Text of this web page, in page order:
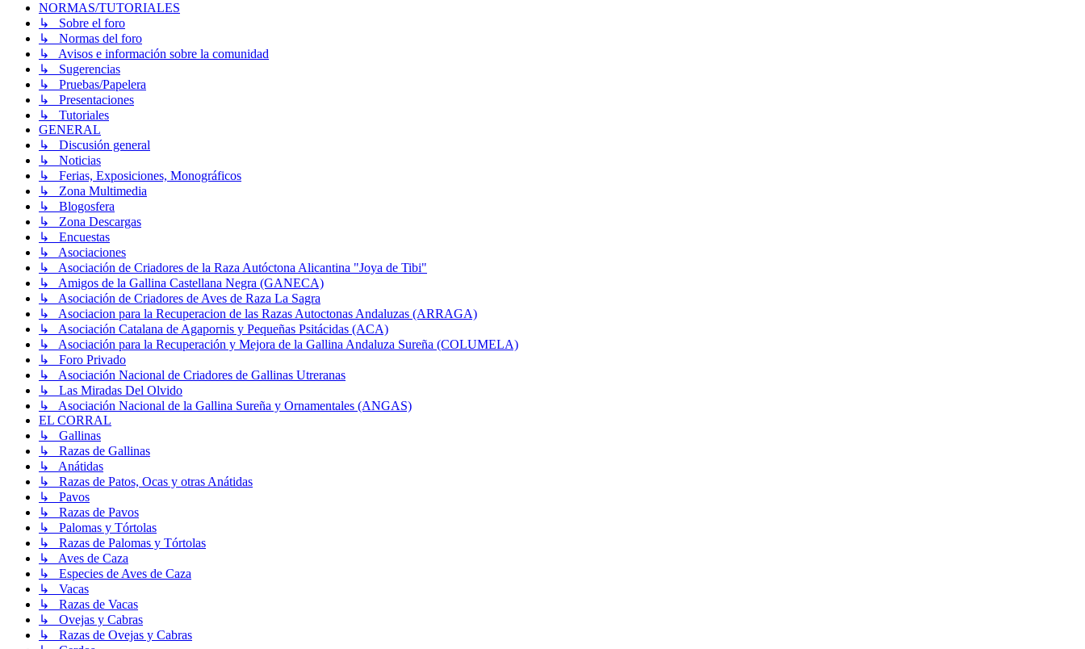
NORMAS/TUTORIALES
↳ Sobre el foro
↳ Normas del foro
↳ Avisos e información sobre la comunidad
↳ Sugerencias
↳ Pruebas/Papelera
↳ Presentaciones
↳ Tutoriales
GENERAL
↳ Discusión general
↳ Noticias
↳ Ferias, Exposiciones, Monográficos
↳ Zona Multimedia
↳ Blogosfera
↳ Zona Descargas
↳ Encuestas
↳ Asociaciones
↳ Asociación de Criadores de la Raza Autóctona Alicantina "Joya de Tibi"
↳ Amigos de la Gallina Castellana Negra (GANECA)
↳ Asociación de Criadores de Aves de Raza La Sagra
↳ Asociacion para la Recuperacion de las Razas Autoctonas Andaluzas (ARRAGA)
↳ Asociación Catalana de Agapornis y Pequeñas Psitácidas (ACA)
↳ Asociación para la Recuperación y Mejora de la Gallina Andaluza Sureña (COLUMELA)
↳ Foro Privado
↳ Asociación Nacional de Criadores de Gallinas Utreranas
↳ Las Miradas Del Olvido
↳ Asociación Nacional de la Gallina Sureña y Ornamentales (ANGAS)
EL CORRAL
↳ Gallinas
↳ Razas de Gallinas
↳ Anátidas
↳ Razas de Patos, Ocas y otras Anátidas
↳ Pavos
↳ Razas de Pavos
↳ Palomas y Tórtolas
↳ Razas de Palomas y Tórtolas
↳ Aves de Caza
↳ Especies de Aves de Caza
↳ Vacas
↳ Razas de Vacas
↳ Ovejas y Cabras
↳ Razas de Ovejas y Cabras